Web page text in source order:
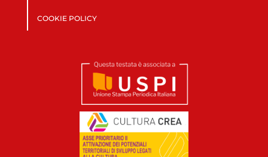
COOKIE POLICY